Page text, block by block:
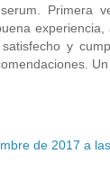
Primera
y
de 2017 a